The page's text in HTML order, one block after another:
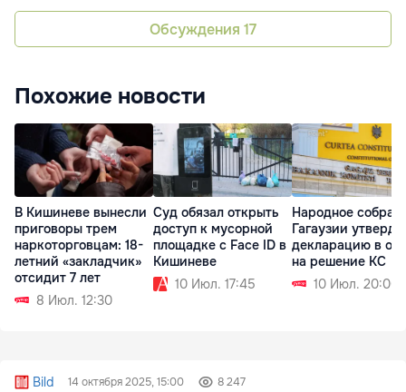
Обсуждения 17
Похожие новости
В Кишиневе вынесли
приговоры трем
наркоторговцам: 18-
летний «закладчик»
отсидит 7 лет
8 Июл. 12:30
Суд обязал открыть
доступ к мусорной
площадке с Face ID в
Кишиневе
10 Июл. 17:45
Народное
Гагаузии
декларацию в
на решение КС
10 Июл. 20:00
Bild 14 октября 2025, 15:00 8 247